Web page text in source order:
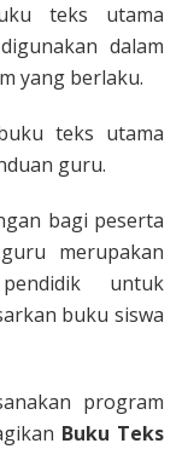
teks utama
dalam
yang berlaku.
teks utama
guru.
bagi peserta
merupakan
untuk
buku siswa
program
Buku Teks